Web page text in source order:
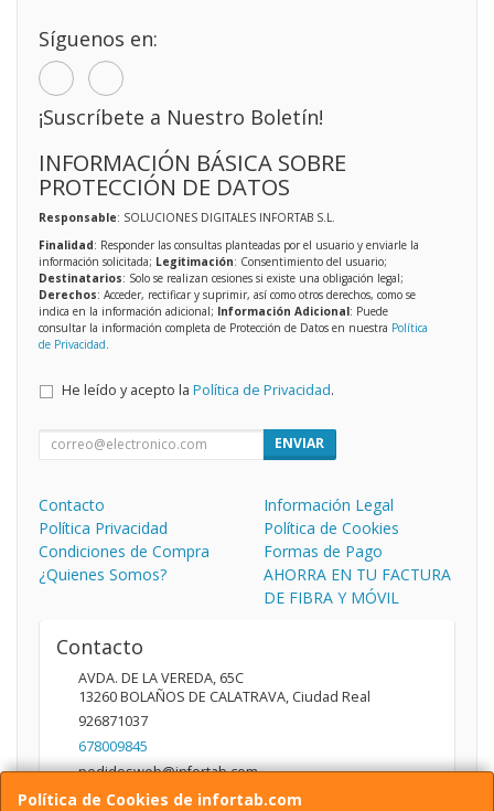
Política de Cookies de infortab.com
Síguenos en:
¡Suscríbete a Nuestro Boletín!
INFORMACIÓN BÁSICA SOBRE
PROTECCIÓN DE DATOS
Responsable: SOLUCIONES DIGITALES INFORTAB S.L.
Finalidad: Responder las consultas planteadas por el usuario y enviarle la
información solicitada; Legitimación: Consentimiento del usuario;
Destinatarios: Solo se realizan cesiones si existe una obligación legal;
Derechos: Acceder, rectificar y suprimir, así como otros derechos, como se
indica en la información adicional; Información Adicional: Puede
consultar la información completa de Protección de Datos en nuestra Política
de Privacidad
He leído y acepto la Política de Privacidad.
ENVIAR
Contacto
Información Legal
Política Privacidad
Política de Cookies
Condiciones de Compra
Formas de Pago
¿Quienes Somos?
AHORRA EN TU FACTURA
DE FIBRA Y MÓVIL
Contacto
AVDA. DE LA VEREDA, 65C
13260BOLAÑOS DE CALATRAVA, Ciudad Real
926871037
678009845
pedidosweb@infortab.com